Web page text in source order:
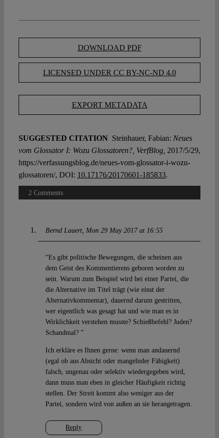
DOWNLOAD PDF
LICENSED UNDER CC BY-NC-ND 4.0
EXPORT METADATA
SUGGESTED CITATION Steinhauer, Fabian: Neues
vom Glossator I: Wozu Glossatoren?, VerfBlog, 2017/5/29,
https://verfassungsblog.de/neues-vom-glossator-i-wozu-
glossatoren/, DOI: 10.17176/20170601-185833.
2 Comments
Bernd Lauert Mon 29 May 2017 at 16:55
Reply
“Es gibt politische Bewegungen, die scheinen aus
dem Geist des Kommentierens geboren worden zu
sein. Warum zum Beispiel wird bei einer Partei, die
die Alternative im Titel trägt (wie einst der
Alternativkommentar), dauernd darum gestritten,
wer eigentlich was gesagt hat und wie man es in
Wirklichkeit verstehen musste? Schießbefehl? Juden?
Schandmal? ”
Ich erkläre es Ihnen gerne: wenn man andauernd
(egal ob aus Absicht oder mangelnder Fähigkeit)
falsch, ungenau oder selektiv wiedergegeben wird,
dann muss man eben in gleicher Häufigkeit richtig
stellen. Der Streit kommt also weniger aus der
Partei, sondern wird von außen an sie herangetragen.